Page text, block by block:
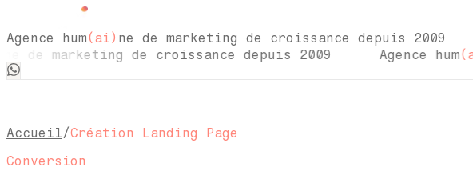
Agence hum(ai) ne de marketing de croissance depuis 2009
de marketing de croissance depuis 2009 Agence hum
Accueil/Création Landing Page
Conversion